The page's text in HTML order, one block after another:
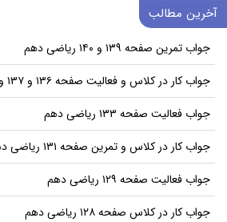
آخرین مطالب
جواب تمرین صفحه ۱۳۹ و ۱۴۰ ریاضی دهم
جواب کار در کلاس و فعالیت صفحه ۱۳۶ و ۱۳۷ و ۱۳۸ ریاضی دهم
جواب فعالیت صفحه ۱۳۳ ریاضی دهم
جواب کار در کلاس و تمرین صفحه ۱۳۱ ریاضی دهم
جواب فعالیت صفحه ۱۲۹ ریاضی دهم
جواب کار در کلاس صفحه ۱۲۸ ریاضی دهم